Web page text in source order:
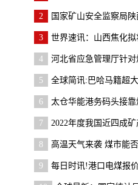
2 国家矿山安全监察局陕西局
3 世界速讯：山西焦化拟将
4 河北省应急管理厅针对煤矿
5 全球简讯:巴哈马籍超大型
6 太仓华能港务码头接
7 2022年度我国近四成
8 高温天气来袭 煤市能
9 每日时讯!港口电煤报